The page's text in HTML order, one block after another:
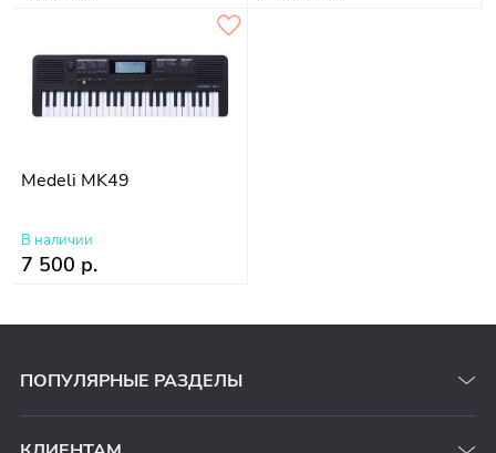
Medeli MK49
В наличии
7 500 р.
ПОПУЛЯРНЫЕ РАЗДЕЛЫ